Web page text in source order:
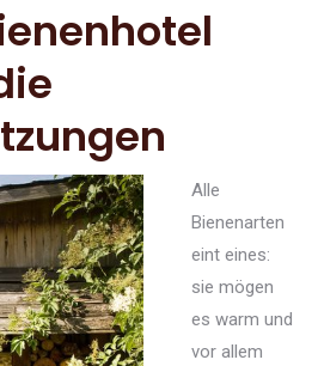
Alle
Bienenarten
eint eines:
sie mögen
es warm und
vor allem